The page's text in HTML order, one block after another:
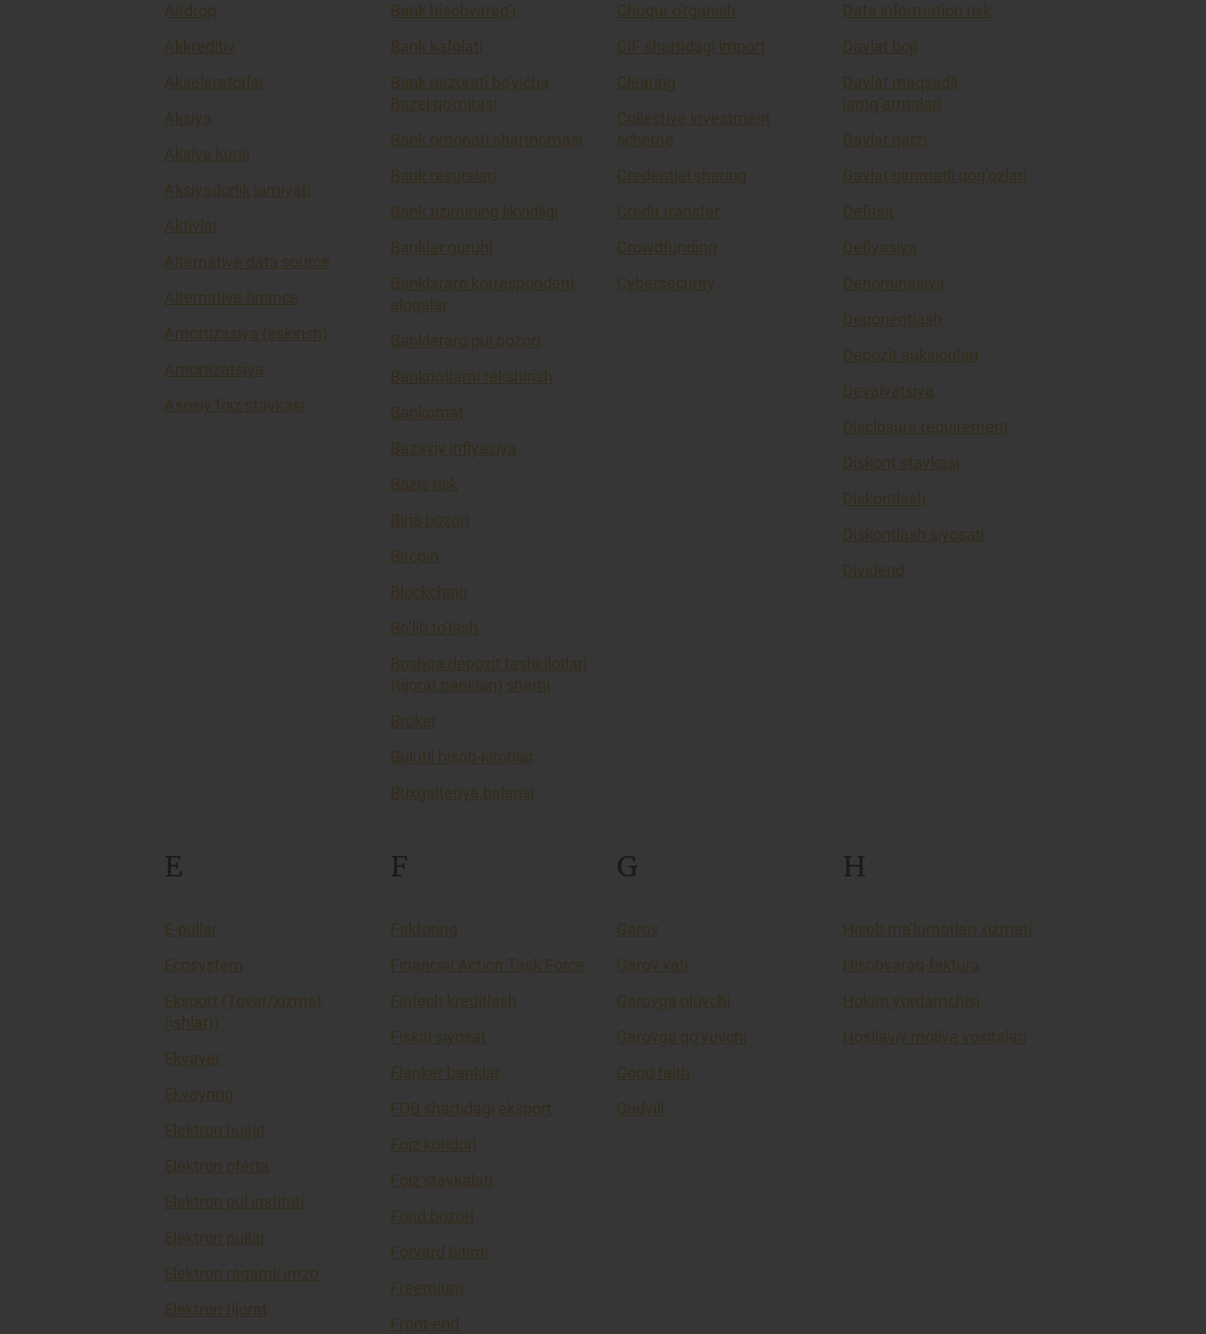
Airdrop
Akkreditiv
Akseleratorlar
Aksiya
Aksiya kursi
Aksiyadorlik jamiyati
Aktivlar
Alternative data source
Alternative finance
Amortizasiya (eskirish)
Amortizatsiya
Asosiy foiz stavkasi
Bank hisobvarag’i
Bank kafolati
Bank nazorati bo'yicha
Bazel qo'mitasi
Bank omonati shartnomasi
Bank resurslari
Bank tizimining likvidligi
Banklar guruhi
Banklararo korrespondent
aloqalar
Banklararo pul bozori
Banknotlarni tekshirish
Bankomat
Bazaviy inflyasiya
Bazis risk
Birja bozori
Bitcoin
Blockchain
Bo’lib to’lash
Boshqa depozit tashkilotlari
(tijorat banklari) sharhi
Broker
Bulutli hisob-kitoblar
Buxgalteriya balansi
Chuqur o'rganish
CIF shartidagi import
Clearing
Collective investment
scheme
Credential sharing
Credit transfer
Crowdfunding
Cybersecurity
Data information risk
Davlat boji
Davlat maqsadli
jamg’armalari
Davlat qarzi
Davlat qimmatli qog’ozlari
Defitsit
Deflyasiya
Denominasiya
Deponentlash
Depozit auksionlari
Devalvatsiya
Disclosure requirement
Diskont stavkasi
Diskontlash
Diskontlash siyosati
Dividend
E
E-pullar
Ecosystem
Eksport (Tovar/xizmat
(ishlar))
Ekvayer
Ekvayring
Elektron hujjat
Elektron oferta
Elektron pul instituti
Elektron pullar
Elektron raqamli imzo
Elektron tijorat
F
Faktoring
Financial Action Task Force
Fintech kreditlash
Fiskal siyosat
Flanker banklar
FOB shartidagi eksport
Foiz koridori
Foiz stavkalari
Fond bozori
Forvard bitimi
Freemium
Front-end
G
Garov
Garov xati
Garovga oluvchi
Garovga qo’yuvchi
Good faith
Gudvill
H
Hisob ma’lumotlari xizmati
Hisobvaraq-faktura
Hokim yordamchisi
Hosilaviy moliya vositalari